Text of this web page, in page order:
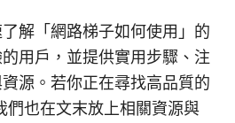
解「網路梯子如何使用」的
用戶，並提供實用步驟、注
源。若你正在尋找高品質的
們也在文末放上相關資源與